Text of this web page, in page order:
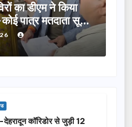
तीलू रौतेली पुरस्कार के लिए 13
का चयन, 35 आंगनबाड़ी
होंगी सम्मानित…
AUGUST 6, 2026
देहरादून कॉरिडोर से जुड़ी 12